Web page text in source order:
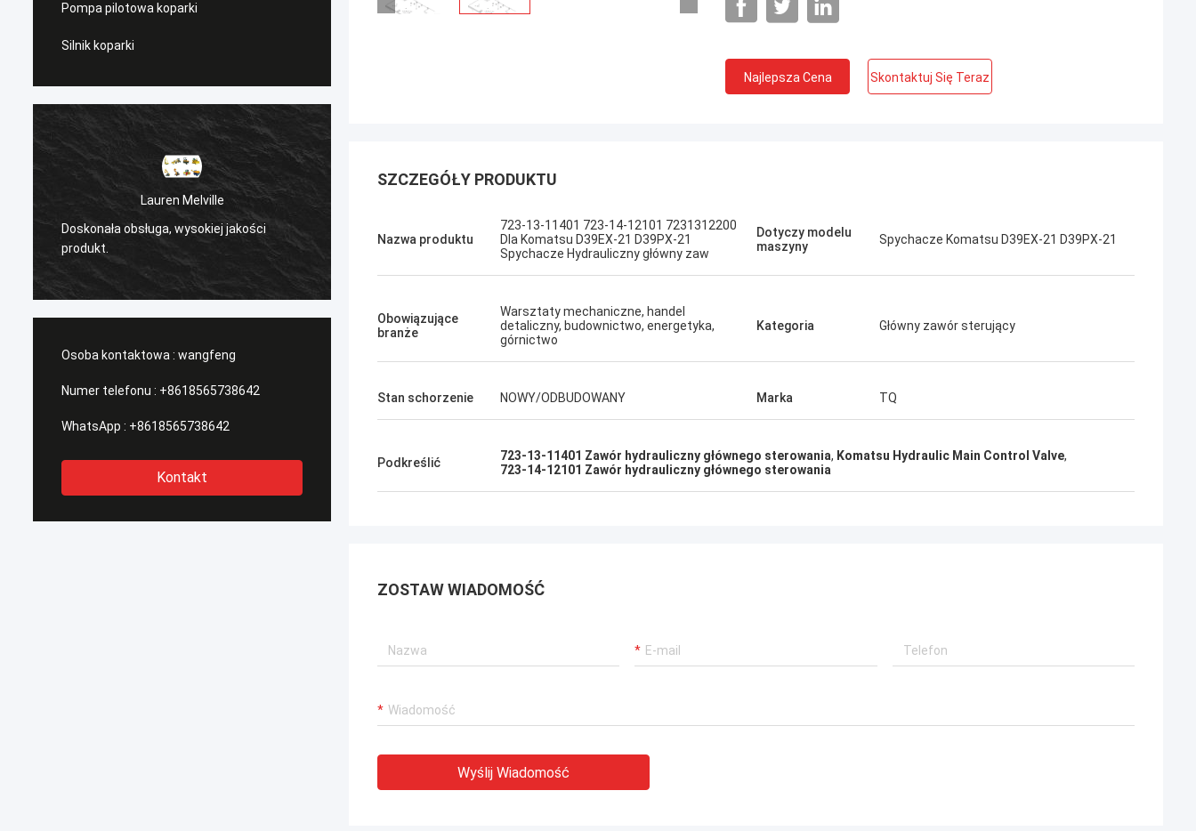
Pompa pilotowa koparki
Silnik koparki
wysokiej jakości
Sanёк Нижегородский
/Serwis zarządzający, szybki ruch.
Przyjemne zakupy
przyjaźni. Doskonała obsługa i przyjazne
porady, szybka dostawa. Bardzo dobra
Osoba kontaktowa : wangfeng
Numer telefonu : +8618565738642
WhatsApp : +8618565738642
Kontakt
Najlepsza Cena Skontaktuj Się Teraz
SZCZEGÓŁY PRODUKTU
Nazwa produktu
723-13-11401 723-14-12101 7231312200
Dla Komatsu D39EX-21 D39PX-21
Spychacze Hydrauliczny główny zaw
Dotyczy modelu
maszyny
Spychacze Komatsu D39EX-21 D39PX-21
Obowiązujące
branże
Warsztaty mechaniczne, handel
detaliczny, budownictwo, energetyka,
górnictwo
Kategoria Główny zawór sterujący
Stan schorzenie NOWY/ODBUDOWANY Marka TQ
Podkreślić 723-13-11401 Zawór hydrauliczny głównego sterowania, Komatsu Hydraulic Main Control Valve,
723-14-12101 Zawór hydrauliczny głównego sterowania
ZOSTAW WIADOMOŚĆ
Wyślij Wiadomość